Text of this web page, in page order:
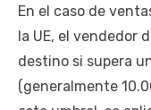
En el caso de
la UE, el vendedor
destino si supera
(generalmente